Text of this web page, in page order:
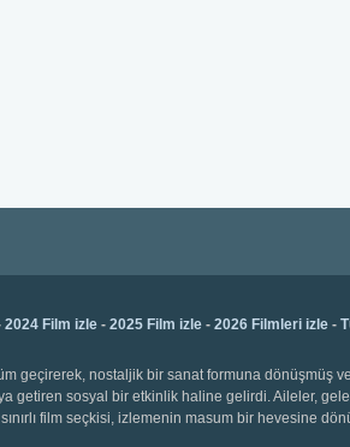
2024 Film izle - 2025 Film izle - 2026 Filmleri izle -
geçirerek, nostaljik bir sanat formuna dönüşmüş
getiren sosyal bir etkinlik haline gelirdi. Aileler,
film seçkisi, izlemenin masum bir hevesine